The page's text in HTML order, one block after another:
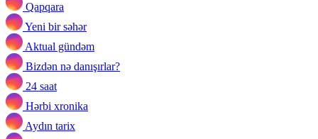
Qapqara
Yeni bir səhər
Aktual gündəm
Bizdən nə danışırlar?
24 saat
Hərbi xronika
Aydın tarix